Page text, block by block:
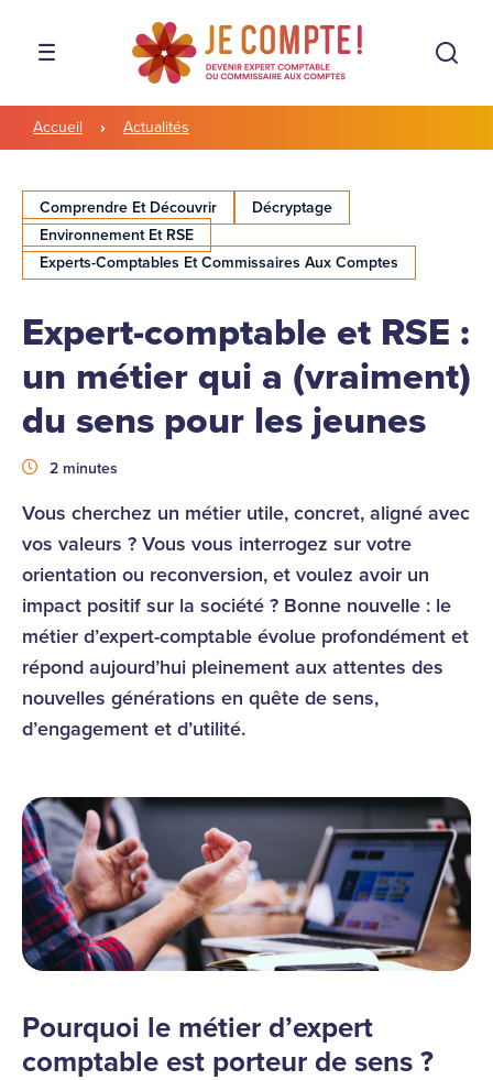
Aller au contenu
Aller à la navigation
MENU
Accueil Actualités
Comprendre Et Découvrir
Décryptage
Environnement Et RSE
Experts-Comptables Et Commissaires Aux Comptes
Expert-comptable et RSE :
un métier qui a (vraiment)
du sens pour les jeunes
Durée
2 minutes
Vous cherchez un métier utile, concret, aligné avec
vos valeurs ? Vous vous interrogez sur votre
orientation ou reconversion, et voulez avoir un
impact positif sur la société ? Bonne nouvelle : le
métier d’expert-comptable évolue profondément et
répond aujourd’hui pleinement aux attentes des
nouvelles générations en quête de sens,
d’engagement et d’utilité.
Pourquoi le métier d’expert
comptable est porteur de sens ?